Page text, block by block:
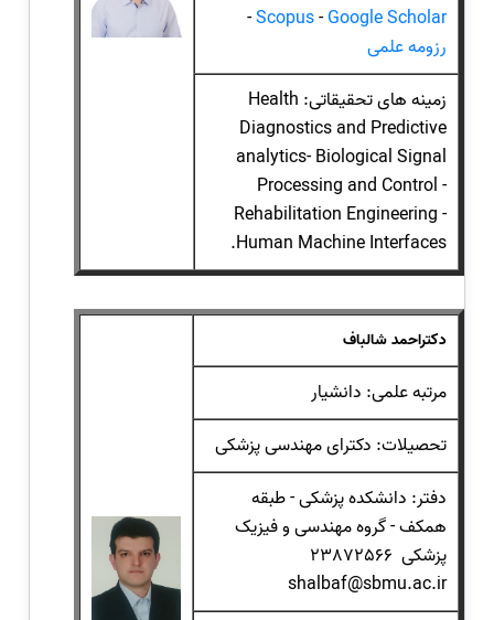
Scopus-Google Scholar
-
رزومه علمی
زمینه های تحقیقاتی: Health
Diagnostics and Predictive
analytics- Biological Signal
Processing and Control -
Rehabilitation Engineering -
Human Machine Interfaces.
دکتراحمد شالباف
مرتبه علمی: دانشیار
تحصیلات: دکترای مهندسی پزشکی
دفتر: دانشکده پزشکی - طبقه
همکف - گروه مهندسی و فیزیک
پزشکی 23872566
shalbaf@sbmu.ac.ir